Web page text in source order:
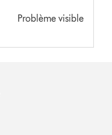
Problème visible